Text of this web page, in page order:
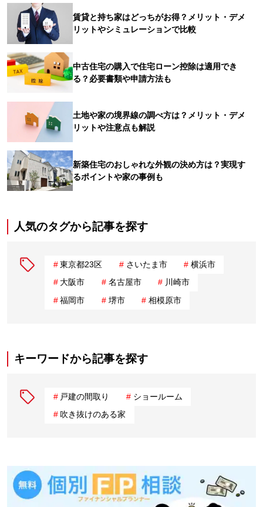
賃貸と持ち家はどっちがお得？メリット・デメ
リットやシミュレーションで比較
中古住宅の購入で住宅ローン控除は適用でき
る？必要書類や申請方法も
土地や家の境界線の調べ方は？メリット・デメ
リットや注意点も解説
新築住宅のおしゃれな外観の決め方は？実現す
るポイントや家の事例も
人気のタグから記事を探す
東京都23区 さいたま市
横浜市
大阪市
名古屋市
川崎市
福岡市
堺市 相模原市
キーワードから記事を探す
戸建の間取り
ショールーム
吹き抜けのある家